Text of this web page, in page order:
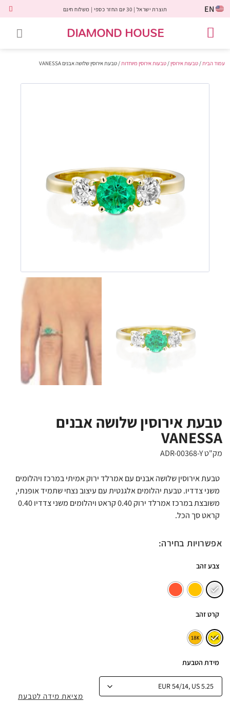
EN תוצרת ישראל | 30 יום החזר כספי | משלוח חינם
DIAMOND HOUSE
עמוד הבית / טבעות אירוסין/ טבעות אירוסין מיוחדות / טבעת אירוסין שלושה אבנים VANESSA
טבעת אירוסין שלושה אבנים
VANESSA
מק"ט ADR-00368-Y
טבעת אירוסין שלושה אבנים עם אמרלד ירוק אמיתי במרכז ויהלומים
משני צדדיו. טבעת יהלומים אלגנטית עם עיצוב נצחי שתמיד אופנתי,
משובצת במרכז אמרלד ירוק 0.40 קראט ויהלומים משני צדדיו 0.40
קראט סך הכל.
אפשרויות בחירה:
צבע זהב
קרט זהב
מידת הטבעת
מציאת מידה לטבעת